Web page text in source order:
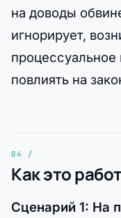
на доводы
игнорирует,
повлиять на
Как это
Сценарий 1: На